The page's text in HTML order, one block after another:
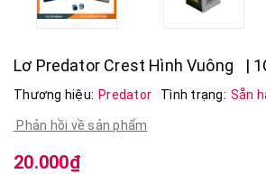
Lơ Predator Crest Hình Vuông |
Thương hiệu: Predator Tình trạng: Sẵn
Phản hồi về sản phẩm
20.000₫